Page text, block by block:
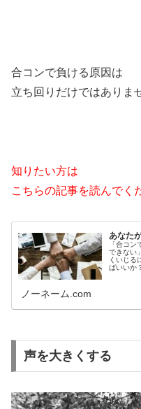
合コンで負ける原因は
立ち回りだけではありま
知りたい方は
こちらの記事を読んでく
あなた
「合コ
できない」 そうあなたは 思った経験ありませんか？
くいじるにはど
ノーネーム.com
声を大きくする